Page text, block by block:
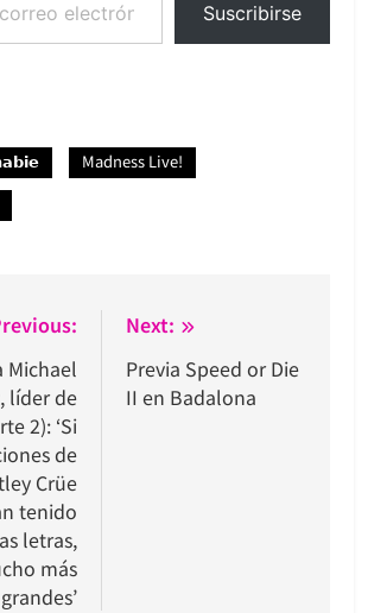
Suscribirse
Madness Live!
Michael
líder de
2): ‘Si
de
Crüe
tenido
letras,
más
grandes’
Next:
Previa Speed or Die
II en Badalona